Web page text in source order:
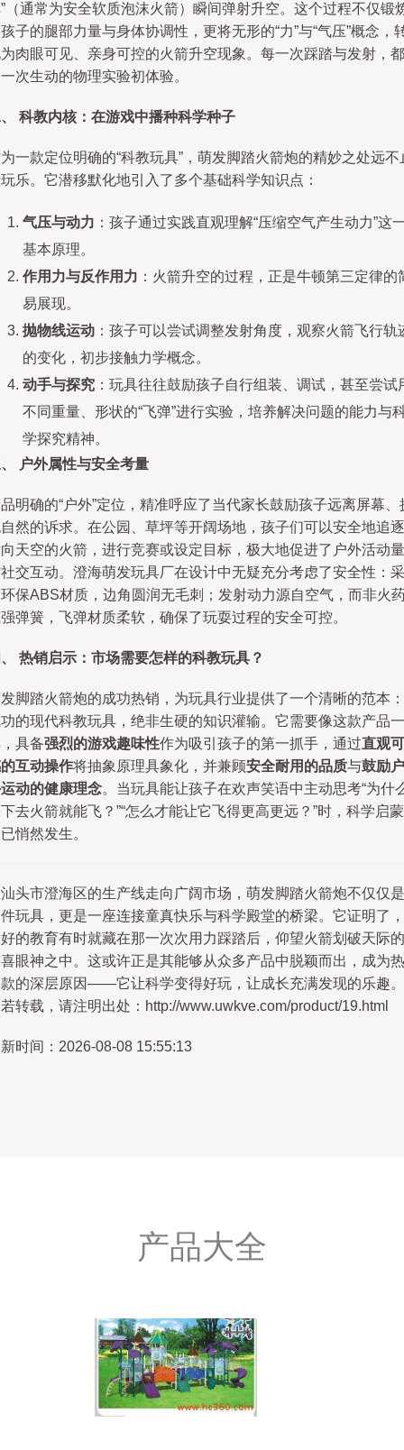
（通常为安全软质泡沫火箭）瞬间弹射升空。这个过程不仅锻
子的腿部力量与身体协调性，更将无形的“力”与“气压”概念，
肉眼可见、亲身可控的火箭升空现象。每一次踩踏与发射，都
次生动的物理实验初体验。
科教内核：在游戏中播种科学种子
一款定位明确的“科教玩具”，萌发脚踏火箭炮的精妙之处远不
乐。它潜移默化地引入了多个基础科学知识点：
气压与动力 ：孩子通过实践直观理解“压缩空气产生动力”这
基本原理。
作用力与反作用力 ：火箭升空的过程，正是牛顿第三定律的
易展现。
抛物线运动 ：孩子可以尝试调整发射角度，观察火箭飞行轨
的变化，初步接触力学概念。
动手与探究 ：玩具往往鼓励孩子自行组装、调试，甚至尝试
不同重量、形状的“飞弹”进行实验，培养解决问题的能力与
学探究精神。
户外属性与安全考量
明确的“户外”定位，精准呼应了当代家长鼓励孩子远离屏幕、
然的诉求。在公园、草坪等开阔场地，孩子们可以安全地追逐
天空的火箭，进行竞赛或设定目标，极大地促进了户外活动量
交互动。澄海萌发玩具厂在设计中无疑充分考虑了安全性：采
保ABS材质，边角圆润无毛刺；发射动力源自空气，而非火
弹簧，飞弹材质柔软，确保了玩耍过程的安全可控。
热销启示：市场需要怎样的科教玩具？
脚踏火箭炮的成功热销，为玩具行业提供了一个清晰的范本：
的现代科教玩具，绝非生硬的知识灌输。它需要像这款产品一
具备强烈的游戏趣味性作为吸引孩子的第一抓手，通过直观可
互动操作将抽象原理具象化，并兼顾安全耐用的品质与鼓励户
动的健康理念。当玩具能让孩子在欢声笑语中主动思考“为什
去火箭就能飞？”“怎么才能让它飞得更高更远？”时，科学启蒙
悄然发生。
头市澄海区的生产线走向广阔市场，萌发脚踏火箭炮不仅仅是
玩具，更是一座连接童真快乐与科学殿堂的桥梁。它证明了，
的教育有时就藏在那一次次用力踩踏后，仰望火箭划破天际的
眼神之中。这或许正是其能够从众多产品中脱颖而出，成为热
的深层原因——它让科学变得好玩，让成长充满发现的乐趣。
转载，请注明出处：http://www.uwkve.com/product/19.html
时间：2026-08-08 15:55:13
产品大全